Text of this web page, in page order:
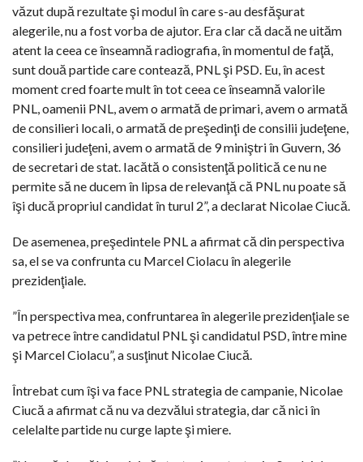
văzut după rezultate şi modul în care s-au desfăşurat
alegerile, nu a fost vorba de ajutor. Era clar că dacă ne uităm
atent la ceea ce înseamnă radiografia, în momentul de faţă,
sunt două partide care contează, PNL şi PSD. Eu, în acest
moment cred foarte mult în tot ceea ce înseamnă valorile
PNL, oamenii PNL, avem o armată de primari, avem o armată
de consilieri locali, o armată de preşedinţi de consilii judeţene,
consilieri judeţeni, avem o armată de 9 miniştri în Guvern, 36
de secretari de stat. Iacătă o consistenţă politică ce nu ne
permite să ne ducem în lipsa de relevanţă că PNL nu poate să
îşi ducă propriul candidat în turul 2”, a declarat Nicolae Ciucă.
De asemenea, preşedintele PNL a afirmat că din perspectiva
sa, el se va confrunta cu Marcel Ciolacu în alegerile
prezidenţiale.
”În perspectiva mea, confruntarea în alegerile prezidenţiale se
va petrece între candidatul PNL şi candidatul PSD, între mine
şi Marcel Ciolacu”, a susţinut Nicolae Ciucă.
Întrebat cum îşi va face PNL strategia de campanie, Nicolae
Ciucă a afirmat că nu va dezvălui strategia, dar că nici în
celelalte partide nu curge lapte şi miere.